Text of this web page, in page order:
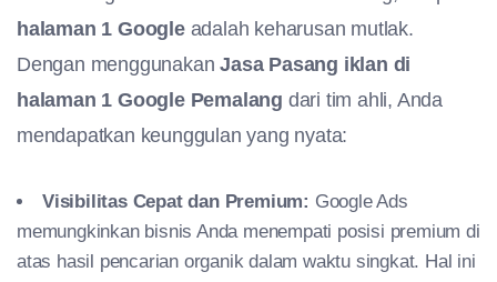
halaman 1 Googleadalah keharusan mutlak.
Dengan menggunakanJasa Pasang iklan di
halaman 1 Google Pemalang dari tim ahli, Anda
mendapatkan keunggulan yang nyata:
Visibilitas Cepat dan Premium: Google Ads
memungkinkan bisnis Anda menempati posisi premium di
atas hasil pencarian organik dalam waktu singkat. Hal ini